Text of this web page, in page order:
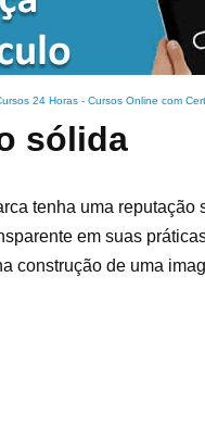
24 Horas - Cursos Online com
sólida
tenha uma
em suas
construção de uma